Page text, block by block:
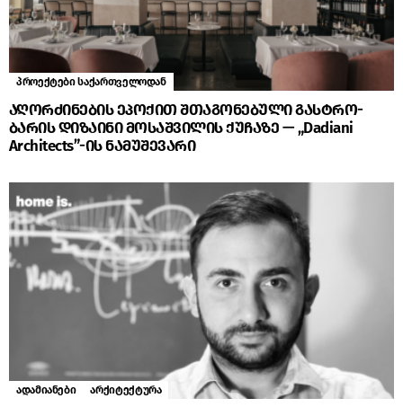
პროექტები საქართველოდან
აღორძინების ეპოქით შთაგონებული გასტრო-
ბარის დიზაინი მოსაშვილის ქუჩაზე — „Dadiani
Architects”-ის ნამუშევარი
ადამიანები არქიტექტურა